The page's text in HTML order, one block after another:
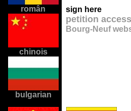
sign here
petition access
Bourg-Neuf
român
chinois
bulgarian
vvvv vvvvvvvv